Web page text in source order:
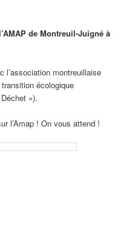
de Montreuil-Juigné à
l’association montreuillaise
écologique
»).
l’Amap ! On vous attend !